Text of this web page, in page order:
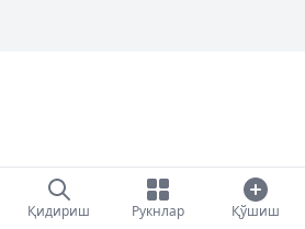
Қидириш Рукнлар Қўшиш